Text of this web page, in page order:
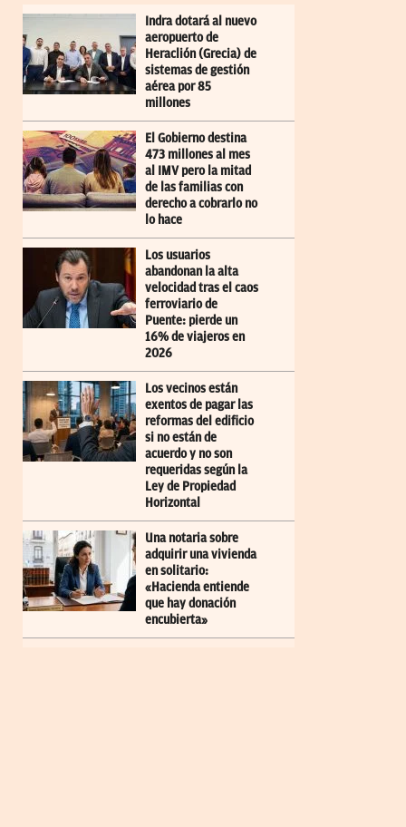
Indra dotará al nuevo
aeropuerto de
Heraclión (Grecia) de
sistemas de gestión
aérea por 85
millones
El Gobierno destina
473 millones al mes
al IMV pero la mitad
de las familias con
derecho a cobrarlo no
lo hace
Los usuarios
abandonan la alta
velocidad tras el caos
ferroviario de
Puente: pierde un
16% de viajeros en
2026
Los vecinos están
exentos de pagar las
reformas del edificio
si no están de
acuerdo y no son
requeridas según la
Ley de Propiedad
Horizontal
Una notaria sobre
adquirir una vivienda
en solitario:
«Hacienda entiende
que hay donación
encubierta»